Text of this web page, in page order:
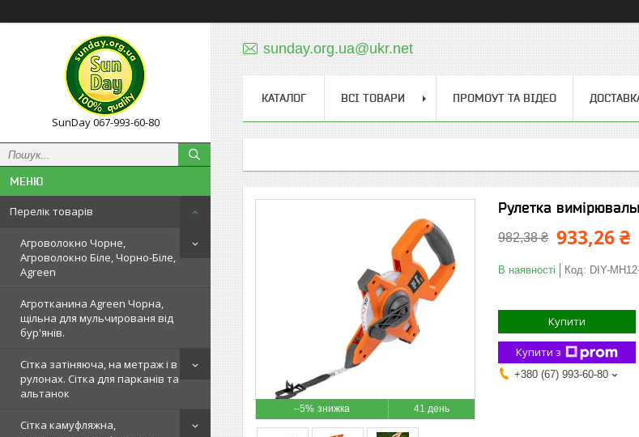
SunDay 067-993-60-80
Перелік товарів
Агроволокно Чорне,
Агроволокно Біле, Чорно-Біле,
Agreen
Агротканина Agreen Чорна,
щільна для мульчированя від
бур'янів.
Сітка затіняюча, на метраж і в
рулонах. Сітка для парканів та
альтанок
Сітка камуфляжна,
sunday.org.ua@ukr.net
КАТАЛОГ ВСІ ТОВАРИ ПРОМОУТ ТА ВІДЕО
–5% 41 день
Рулетка
982,38 ₴ 933,26 ₴
В наявності Код: DIY-
Купити
Купити з
+380 (67) 993-60-80